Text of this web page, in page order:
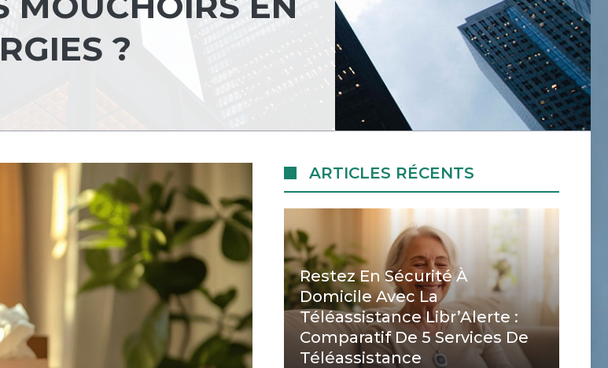
?
ARTICLES RÉCENTS
Restez En Sécurité À
Domicile Avec La
Téléassistance Libr’Alerte :
Comparatif De 5 Services De
Téléassistance